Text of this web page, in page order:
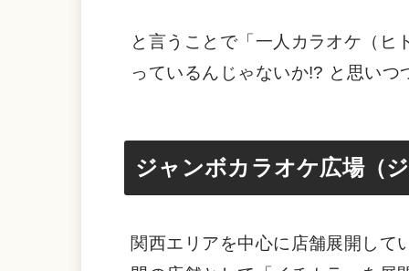
と言うことで「一人カラオケ（ヒ
っているんじゃないか!? と思い
ジャンボカラオケ広場（
関西エリアを中心に店舗展開して